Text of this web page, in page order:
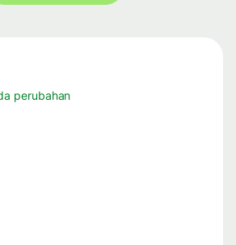
perubahan